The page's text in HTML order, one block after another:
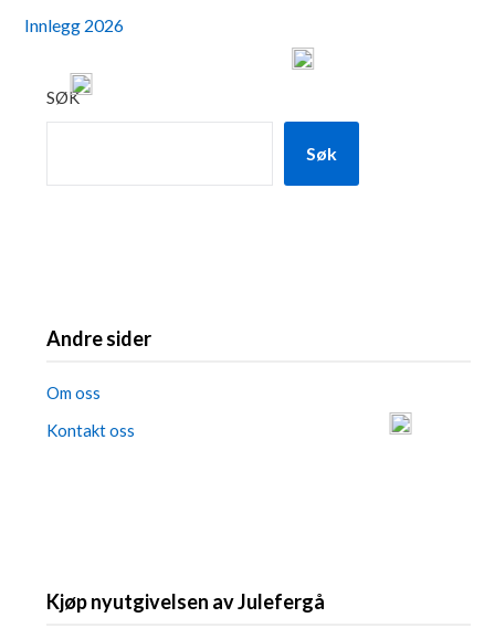
Innlegg 2026
SØK
Søk
Andre sider
Om oss
Kontakt oss
Kjøp nyutgivelsen av Julefergå